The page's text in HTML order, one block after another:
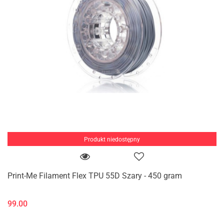
Produkt niedostępny
Print-Me Filament Flex TPU 55D Szary - 450 gram
99.00